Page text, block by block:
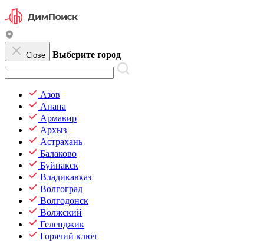
Close Выберите город
Азов
Анапа
Армавир
Архыз
Астрахань
Балаково
Буйнакск
Владикавказ
Волгоград
Волгодонск
Волжский
Геленджик
Горячий ключ